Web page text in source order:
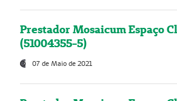
Prestador Mosaicum Espaço
(51004355-5)
07 de Maio de 2021